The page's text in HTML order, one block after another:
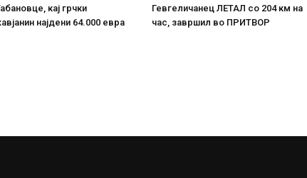
кај грчки
најдени 64.000 евра
Гевгеличанец ЛЕТАЛ со 204 км на
час, завршил во ПРИТВОР